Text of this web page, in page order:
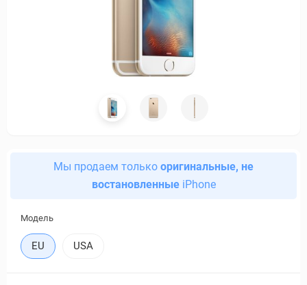
Мы продаем только оригинальные, не
востановленныеiPhone
Модель
EU USA